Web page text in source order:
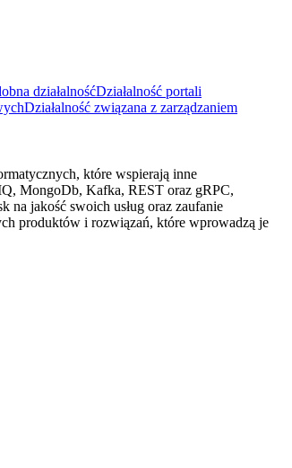
działalnośćDziałalność portali
Działalność związana z zarządzaniem
które wspierają inne
MongoDb, Kafka, REST oraz gRPC,
na jakość swoich usług oraz zaufanie
produktów i rozwiązań, które wprowadzą je